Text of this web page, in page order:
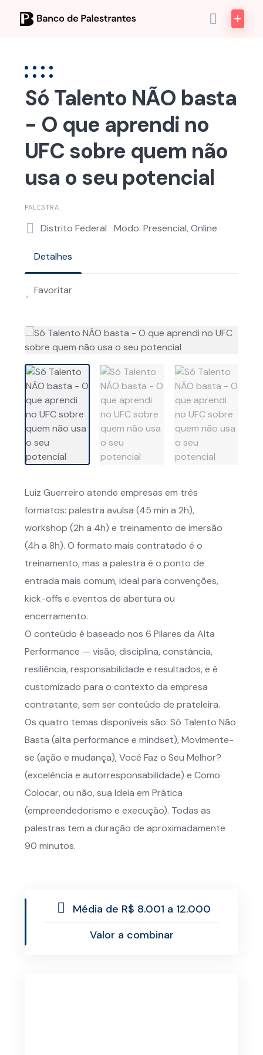
Só Talento NÃO basta
- O que aprendi no
UFC sobre quem não
usa o seu potencial
PALESTRA
Distrito Federal Modo: Presencial, Online
Detalhes
Favoritar
Luiz Guerreiro atende empresas em três
formatos: palestra avulsa (45 min a 2h),
workshop (2h a 4h) e treinamento de imersão
(4h a 8h). O formato mais contratado é o
treinamento, mas a palestra é o ponto de
entrada mais comum, ideal para convenções,
kick-offs e eventos de abertura ou
encerramento.
O conteúdo é baseado nos 6 Pilares da Alta
Performance — visão, disciplina, constância,
resiliência, responsabilidade e resultados, e é
customizado para o contexto da empresa
contratante, sem ser conteúdo de prateleira.
Os quatro temas disponíveis são: Só Talento Não
Basta (alta performance e mindset), Movimente-
se (ação e mudança), Você Faz o Seu Melhor?
(excelência e autorresponsabilidade) e Como
Colocar, ou não, sua Ideia em Prática
(empreendedorismo e execução). Todas as
palestras tem a duração de aproximadamente
90 minutos.
Média de R$ 8.001 a 12.000
Valor a combinar